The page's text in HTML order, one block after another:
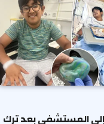
المستشفى بعد ترك